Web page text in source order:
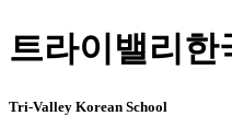
트라이밸리한
Tri-Valley Korean School